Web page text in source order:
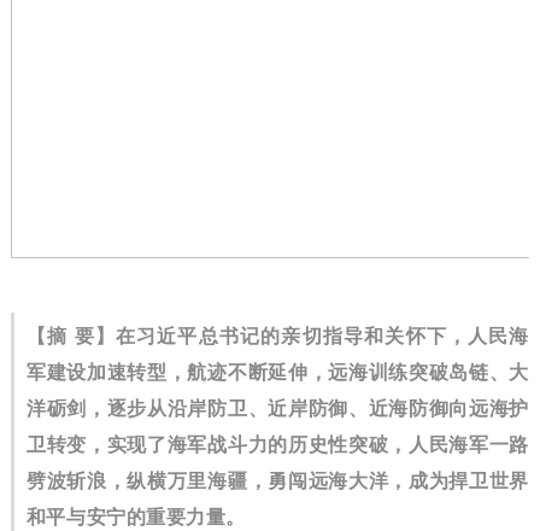
【摘 要】在习近平总书记的亲切指导和关怀下，人民海
军建设加速转型，航迹不断延伸，远海训练突破岛链、大
洋砺剑，逐步从沿岸防卫、近岸防御、近海防御向远海护
卫转变，实现了海军战斗力的历史性突破，人民海军一路
劈波斩浪，纵横万里海疆，勇闯远海大洋，成为捍卫世界
和平与安宁的重要力量。